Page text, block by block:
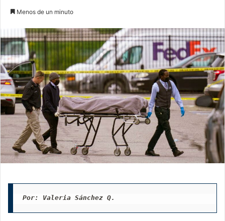
Menos de un minuto
Por: Valeria Sánchez Q.